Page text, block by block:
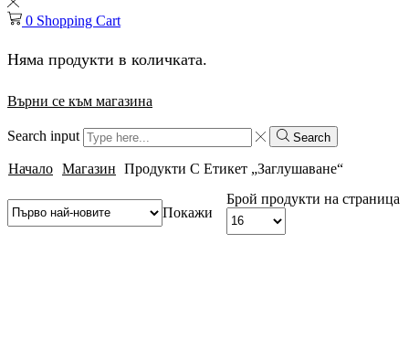
0 Shopping Cart
Няма продукти в количката.
Върни се към магазина
Search input Search
Начало Магазин Продукти С Етикет „заглушаване“
Покажи
Брой продукти на страница